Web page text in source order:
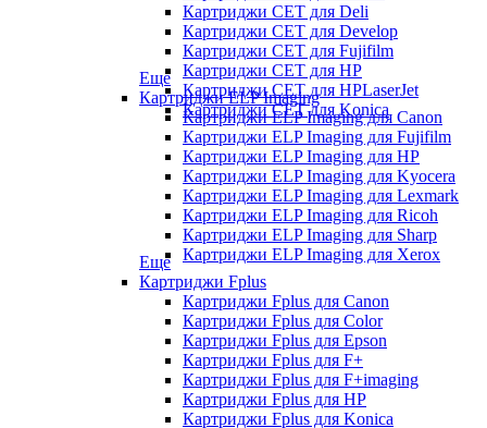
Картриджи CET для Deli
Картриджи CET для Develop
Картриджи CET для Fujifilm
Картриджи CET для HP
Картриджи CET для HPLaserJet
Картриджи CET для Konica
Еще
Картриджи ELP Imaging
Картриджи ELP Imaging для Canon
Картриджи ELP Imaging для Fujifilm
Картриджи ELP Imaging для HP
Картриджи ELP Imaging для Kyocera
Картриджи ELP Imaging для Lexmark
Картриджи ELP Imaging для Ricoh
Картриджи ELP Imaging для Sharp
Картриджи ELP Imaging для Xerox
Еще
Картриджи Fplus
Картриджи Fplus для Canon
Картриджи Fplus для Color
Картриджи Fplus для Epson
Картриджи Fplus для F+
Картриджи Fplus для F+imaging
Картриджи Fplus для HP
Картриджи Fplus для Konica